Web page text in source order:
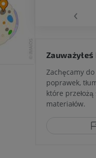
‹
Zauważyłeś
Zachęcamy
poprawek,
które
materiałów.